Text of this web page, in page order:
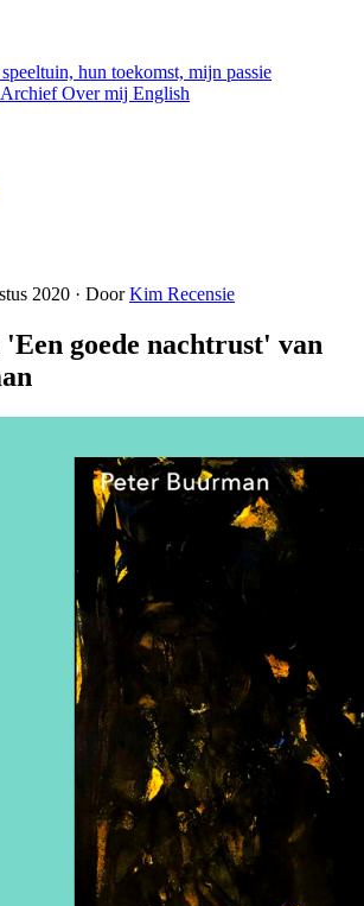
hun toekomst, mijn passie
ArchiefOver mij English
2020 · DoorKim Recensie
'Een goede nachtrust' van